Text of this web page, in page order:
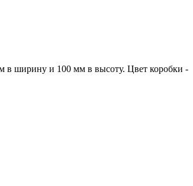
в ширину и 100 мм в высоту. Цвет коробки -